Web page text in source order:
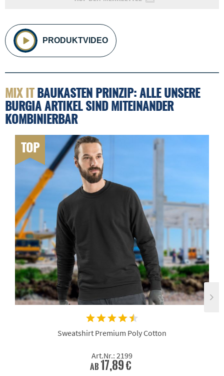
PRODUKTVIDEO
MIX ITBAUKASTEN PRINZIP: ALLE UNSERE
BURGIA ARTIKEL SIND MITEINANDER
KOMBINIERBAR
TOP
Sweatshirt Premium Poly Cotton
Art.Nr.: 2199
ab 17,89 €